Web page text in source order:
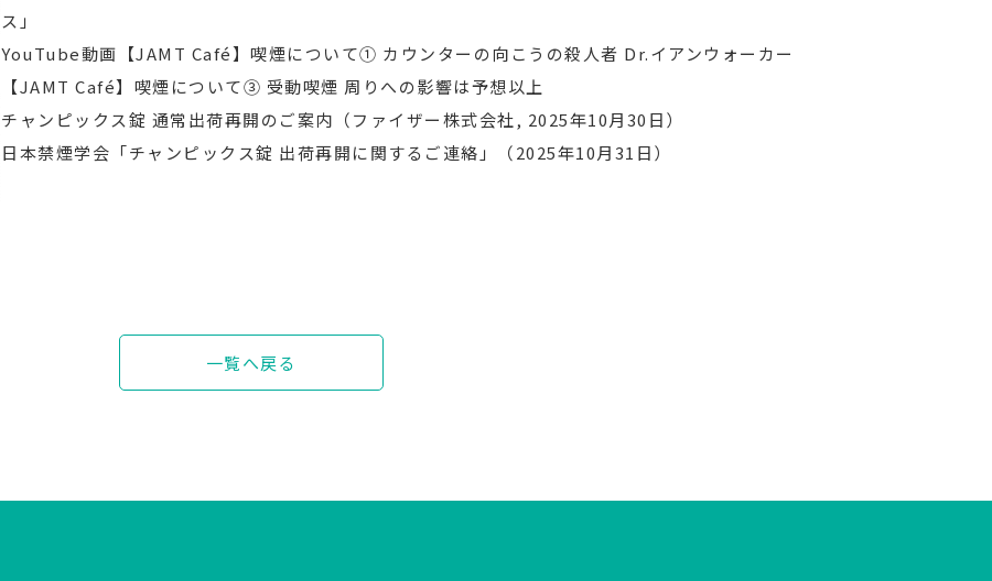
ス」
YouTube動画【JAMT Café】喫煙について① カウンターの向こうの殺人者 Dr.イアンウォーカー
【JAMT Café】喫煙について③ 受動喫煙 周りへの影響は予想以上
チャンピックス錠 通常出荷再開のご案内（ファイザー株式会社, 2025年10月30日）
日本禁煙学会「チャンピックス錠 出荷再開に関するご連絡」（2025年10月31日）
一覧へ戻る